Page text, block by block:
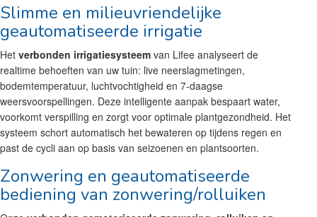
Slimme en milieuvriendelijke
geautomatiseerde irrigatie
Het verbonden irrigatiesysteem van Lifee analyseert de
realtime behoeften van uw tuin: live neerslagmetingen,
bodemtemperatuur, luchtvochtigheid en 7-daagse
weersvoorspellingen. Deze intelligente aanpak bespaart water,
voorkomt verspilling en zorgt voor optimale plantgezondheid. Het
systeem schort automatisch het bewateren op tijdens regen en
past de cycli aan op basis van seizoenen en plantsoorten.
Zonwering en geautomatiseerde
bediening van zonwering/rolluiken